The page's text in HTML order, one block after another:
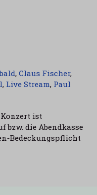
, Claus Fischer,
, Live Stream, Paul
ist
bzw. die Abendkasse
Bedeckungspflicht